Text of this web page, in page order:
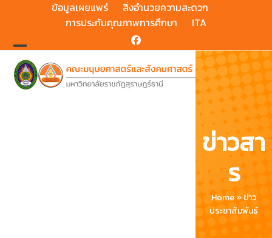
ข้อมูลเผยแพร่
สิ่งอำนวยความสะดวก
การประกันคุณภาพการศึกษา
ITA
Facebook
Open
mobile
Close
mobile
ข่าวสา
ร
Home»ข่าว
ประชาสัมพันธ์